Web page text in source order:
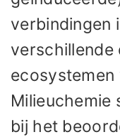
verbindingen
verschillende
ecosystemen
Milieuchemie
bij het